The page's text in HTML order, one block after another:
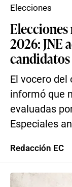
2026: JNE
candidatos
El vocero del
informó que
evaluadas
Especiales
Elecciones
Redacción EC